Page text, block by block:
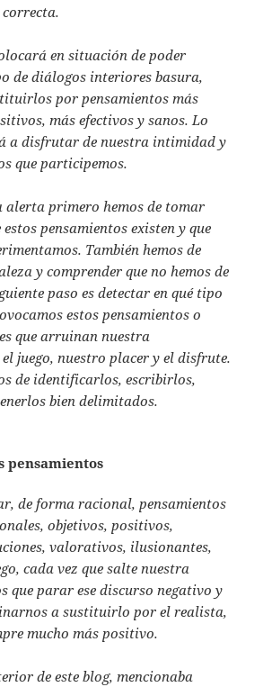
en situación de poder
de diálogos interiores basura,
por pensamientos más
más efectivos y sanos. Lo
a disfrutar de nuestra intimidad y
que participemos.
alerta primero hemos de tomar
pensamientos existen y que
También hemos de
y comprender que no hemos de
paso es detectar en qué tipo
estos pensamientos o
que arruinan nuestra
juego, nuestro placer y el disfrute.
de identificarlos, escribirlos,
bien delimitados.
pensamientos
de forma racional, pensamientos
objetivos, positivos,
valorativos, ilusionantes,
cada vez que salte nuestra
que parar ese discurso negativo y
a sustituirlo por el realista,
mucho más positivo.
de este blog, mencionaba